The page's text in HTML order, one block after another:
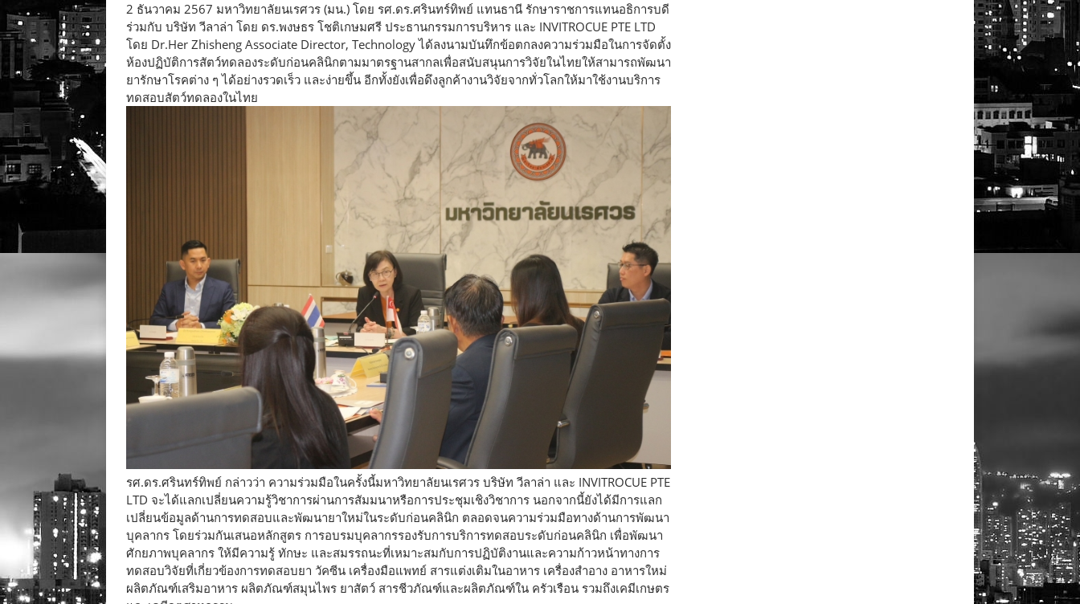
2 ธันวาคม 2567 มหาวิทยาลัยนเรศวร (มน.) โดย รศ.ดร.ศรินทร์ทิพย์ แทนธานี รักษาราชการแทนอธิการบดี
ร่วมกับ บริษัท วีลาล่า โดย ดร.พงษธร โชติเกษมศรี ประธานกรรมการบริหาร และ INVITROCUE PTE LTD
โดย Dr.Her Zhisheng Associate Director, Technology ได้ลงนามบันทึกข้อตกลงความร่วมมือในการจัดตั้ง
ห้องปฏิบัติการสัตว์ทดลองระดับก่อนคลินิกตามมาตรฐานสากลเพื่อสนับสนุนการวิจัยในไทยให้สามารถพัฒนา
ยารักษาโรคต่าง ๆ ได้อย่างรวดเร็ว และง่ายขึ้น อีกทั้งยังเพื่อดึงลูกค้างานวิจัยจากทั่วโลกให้มาใช้งานบริการ
ทดสอบสัตว์ทดลองในไทย
รศ.ดร.ศรินทร์ทิพย์ กล่าวว่า ความร่วมมือในครั้งนี้มหาวิทยาลัยนเรศวร บริษัท วีลาล่า และ INVITROCUE PTE
LTD จะได้แลกเปลี่ยนความรู้วิชาการผ่านการสัมมนาหรือการประชุมเชิงวิชาการ นอกจากนี้ยังได้มีการแลก
เปลี่ยนข้อมูลด้านการทดสอบและพัฒนายาใหม่ในระดับก่อนคลินิก ตลอดจนความร่วมมือทางด้านการพัฒนา
บุคลากร โดยร่วมกันเสนอหลักสูตร การอบรมบุคลากรรองรับการบริการทดสอบระดับก่อนคลินิก เพื่อพัฒนา
ศักยภาพบุคลากร ให้มีความรู้ ทักษะ และสมรรถนะที่เหมาะสมกับการปฏิบัติงานและความก้าวหน้าทางการ
ทดสอบวิจัยที่เกี่ยวข้องการทดสอบยา วัคซีน เครื่องมือแพทย์ สารแต่งเติมในอาหาร เครื่องสำอาง อาหารใหม่
ผลิตภัณฑ์เสริมอาหาร ผลิตภัณฑ์สมุนไพร ยาสัตว์ สารชีวภัณฑ์และผลิตภัณฑ์ใน ครัวเรือน รวมถึงเคมีเกษตร